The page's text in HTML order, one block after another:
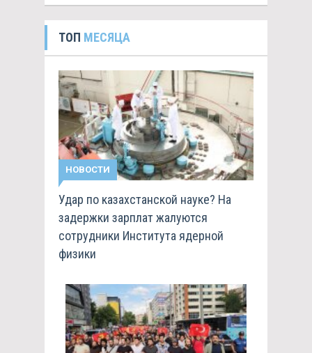
ТОП МЕСЯЦА
НОВОСТИ
Удар по казахстанской науке? На
задержки зарплат жалуются
сотрудники Института ядерной
физики